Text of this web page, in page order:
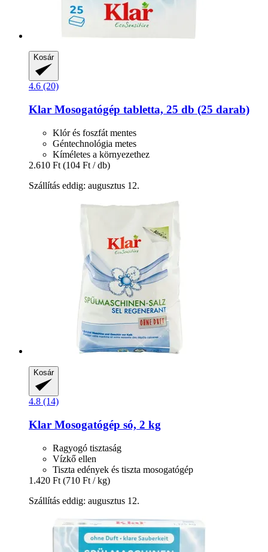
Kosár
4.6 (20)
Klar Mosogatógép tabletta, 25 db (25 darab)
Klór és foszfát mentes
Géntechnológia metes
Kíméletes a környezethez
2.610 Ft (104 Ft / db)
Szállítás eddig: augusztus 12.
Kosár
4.8 (14)
Klar Mosogatógép só, 2 kg
Ragyogó tisztaság
Vízkő ellen
Tiszta edények és tiszta mosogatógép
1.420 Ft (710 Ft / kg)
Szállítás eddig: augusztus 12.